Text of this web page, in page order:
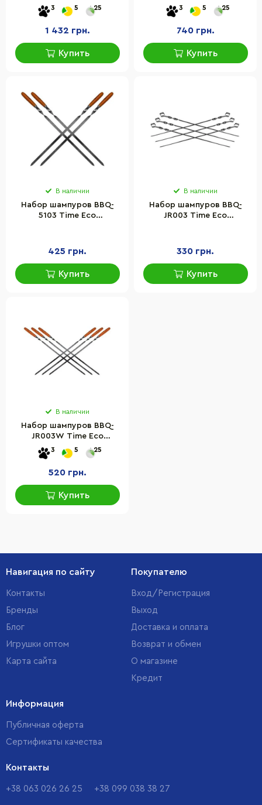
4820211101596
3 5 25
1 432 грн.
Купить
чехле
3 5 25
740 грн.
Купить
В наличии
Набор шампуров BBQ-
5103 Time Eco
425 грн.
Купить
В наличии
Набор шампуров BBQ-
JR003 Time Eco
330 грн.
Купить
В наличии
Набор шампуров BBQ-
JR003W Time Eco
4820601034367, 60 см
3 5 25
520 грн.
Купить
Навигация по сайту
Контакты
Бренды
Блог
Игрушки оптом
Карта сайта
Покупателю
Вход/Регистрация
Выход
Доставка и оплата
Возврат и обмен
О магазине
Кредит
Информация
Публичная оферта
Сертификаты качества
Контакты
+38 063 026 26 25 +38 099 038 38 27